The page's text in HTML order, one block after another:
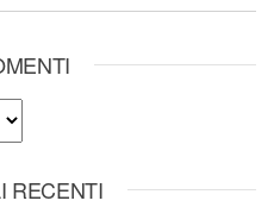
RECENTI